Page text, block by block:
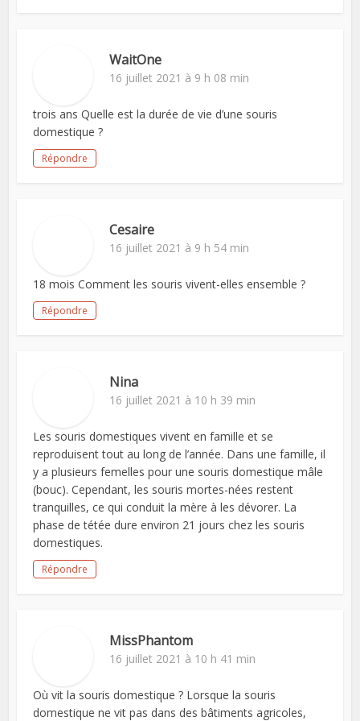
WaitOne
16 juillet 2021 à 9 h 08 min
trois ans Quelle est la durée de vie d’une souris
domestique ?
Répondre
Cesaire
16 juillet 2021 à 9 h 54 min
18 mois Comment les souris vivent-elles ensemble ?
Répondre
Nina
16 juillet 2021 à 10 h 39 min
Les souris domestiques vivent en famille et se
reproduisent tout au long de l’année. Dans une famille, il
y a plusieurs femelles pour une souris domestique mâle
(bouc). Cependant, les souris mortes-nées restent
tranquilles, ce qui conduit la mère à les dévorer. La
phase de tétée dure environ 21 jours chez les souris
domestiques.
Répondre
MissPhantom
16 juillet 2021 à 10 h 41 min
Où vit la souris domestique ? Lorsque la souris
domestique ne vit pas dans des bâtiments agricoles,